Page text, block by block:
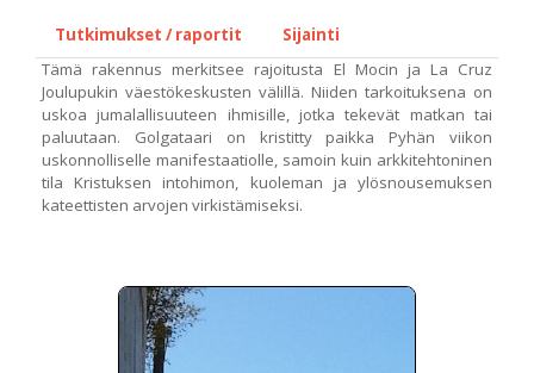
Tutkimukset / raportit
Sijainti
Tämä rakennus merkitsee rajoitusta El Mocin ja La Cruz
Joulupukin väestökeskusten välillä. Niiden tarkoituksena on
uskoa jumalallisuuteen ihmisille, jotka tekevät matkan tai
paluutaan. Golgataari on kristitty paikka Pyhän viikon
uskonnolliselle manifestaatiolle, samoin kuin arkkitehtoninen
tila Kristuksen intohimon, kuoleman ja ylösnousemuksen
kateettisten arvojen virkistämiseksi.